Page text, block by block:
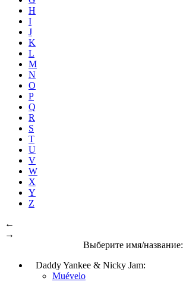
H
I
J
K
L
M
N
O
P
Q
R
S
T
U
V
W
X
Y
Z
←
→
Выберите имя/название:
Daddy Yankee & Nicky Jam:
Muévelo